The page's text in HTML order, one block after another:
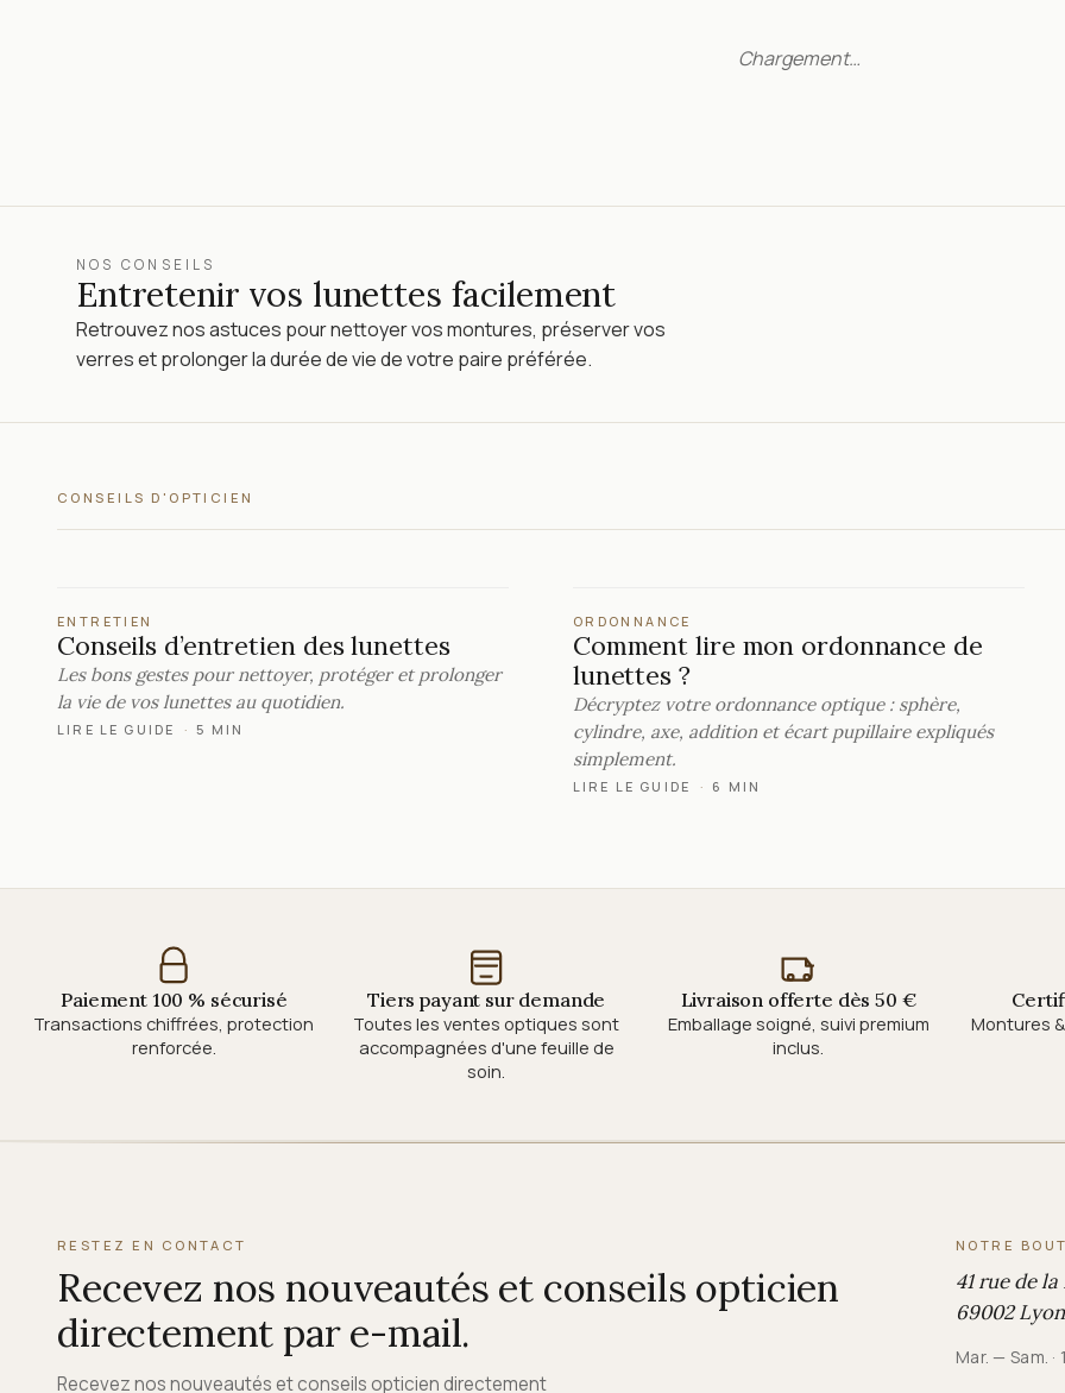
Chargement…
NOS CONSEILS
Entretenir vos lunettes facilement
Retrouvez nos astuces pour nettoyer vos montures, préserver vos
verres et prolonger la durée de vie de votre paire préférée.
CONSEILS D'OPTICIEN
ENTRETIEN
Conseils d’entretien des lunettes
Les bons gestes pour nettoyer, protéger et prolonger
la vie de vos lunettes au quotidien.
LIRE LE GUIDE · 5 MIN
ORDONNANCE
Comment lire mon ordonnance de
lunettes ?
Décryptez votre ordonnance optique : sphère,
cylindre, axe, addition et écart pupillaire expliqués
simplement.
LIRE LE GUIDE · 6 MIN
Paiement 100 % sécurisé
Transactions chiffrées, protection
renforcée.
Tiers payant sur demande
Toutes les ventes optiques sont
accompagnées d'une feuille de
soin.
Livraison offerte dès 50 €
Emballage soigné, suivi premium
inclus.
Montures
RESTEZ EN CONTACT
Recevez nos nouveautés et conseils opticien
directement par e-mail.
Recevez nos nouveautés et conseils opticien directement
NOTRE
41 rue de
69002 Lyon
Mar. — Sam. ·